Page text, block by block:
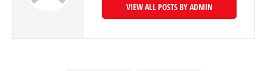
VIEW ALL POSTS BY ADMIN